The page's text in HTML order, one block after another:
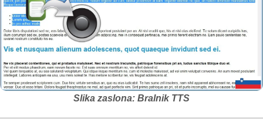
Slika zaslona: Bralnik TTS